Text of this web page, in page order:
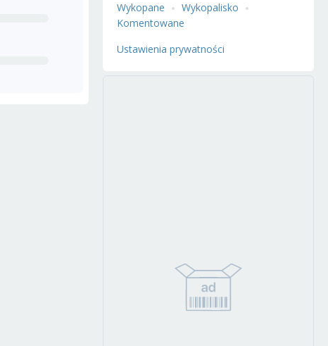
Wykopane
Wykopalisko
Komentowane
Ustawienia prywatności